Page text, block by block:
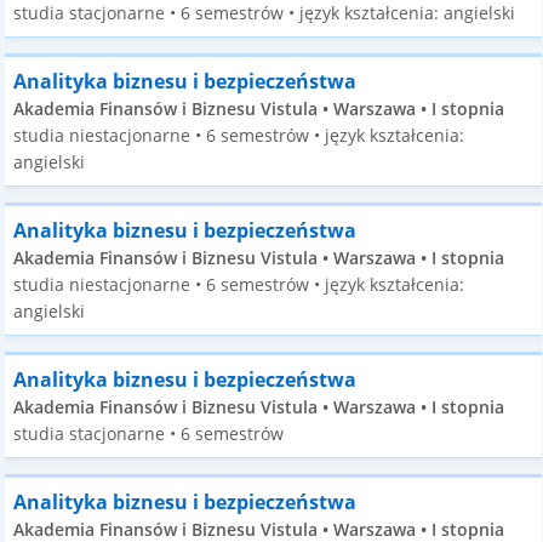
studia stacjonarne • 6 semestrów • język kształcenia: angielski
Analityka biznesu i bezpieczeństwa
Akademia Finansów i Biznesu Vistula • Warszawa • I stopnia
studia niestacjonarne • 6 semestrów • język kształcenia:
angielski
Analityka biznesu i bezpieczeństwa
Akademia Finansów i Biznesu Vistula • Warszawa • I stopnia
studia niestacjonarne • 6 semestrów • język kształcenia:
angielski
Analityka biznesu i bezpieczeństwa
Akademia Finansów i Biznesu Vistula • Warszawa • I stopnia
studia stacjonarne • 6 semestrów
Analityka biznesu i bezpieczeństwa
Akademia Finansów i Biznesu Vistula • Warszawa • I stopnia